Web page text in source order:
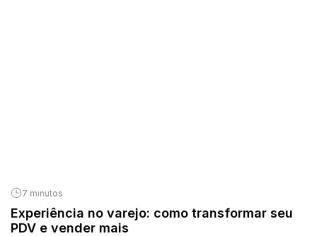
7 minutos
Experiência no varejo: como transformar seu
PDV e vender mais